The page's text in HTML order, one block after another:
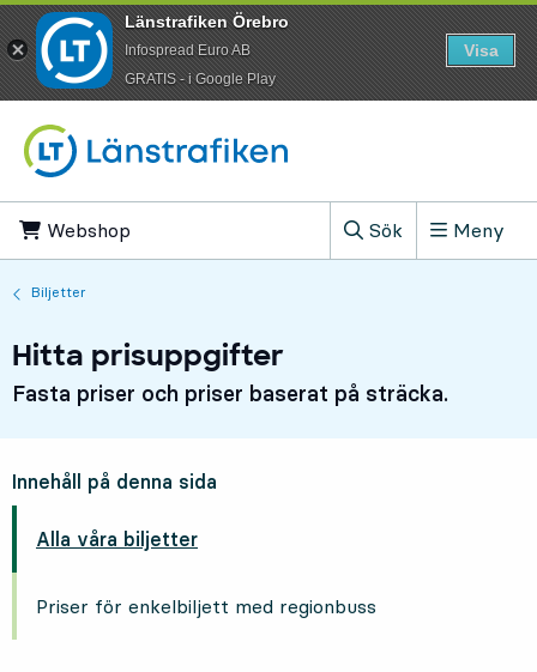
Webshop
Sök
, Visa sökfältet
Meny
Biljetter
Hitta prisuppgifter
Fasta priser och priser baserat på sträcka.
Innehåll på denna sida
Alla våra biljetter
Priser för enkelbiljett med regionbuss
Länstrafiken Örebro
Infospread Euro AB
​GRATIS - i Google Play
Visa